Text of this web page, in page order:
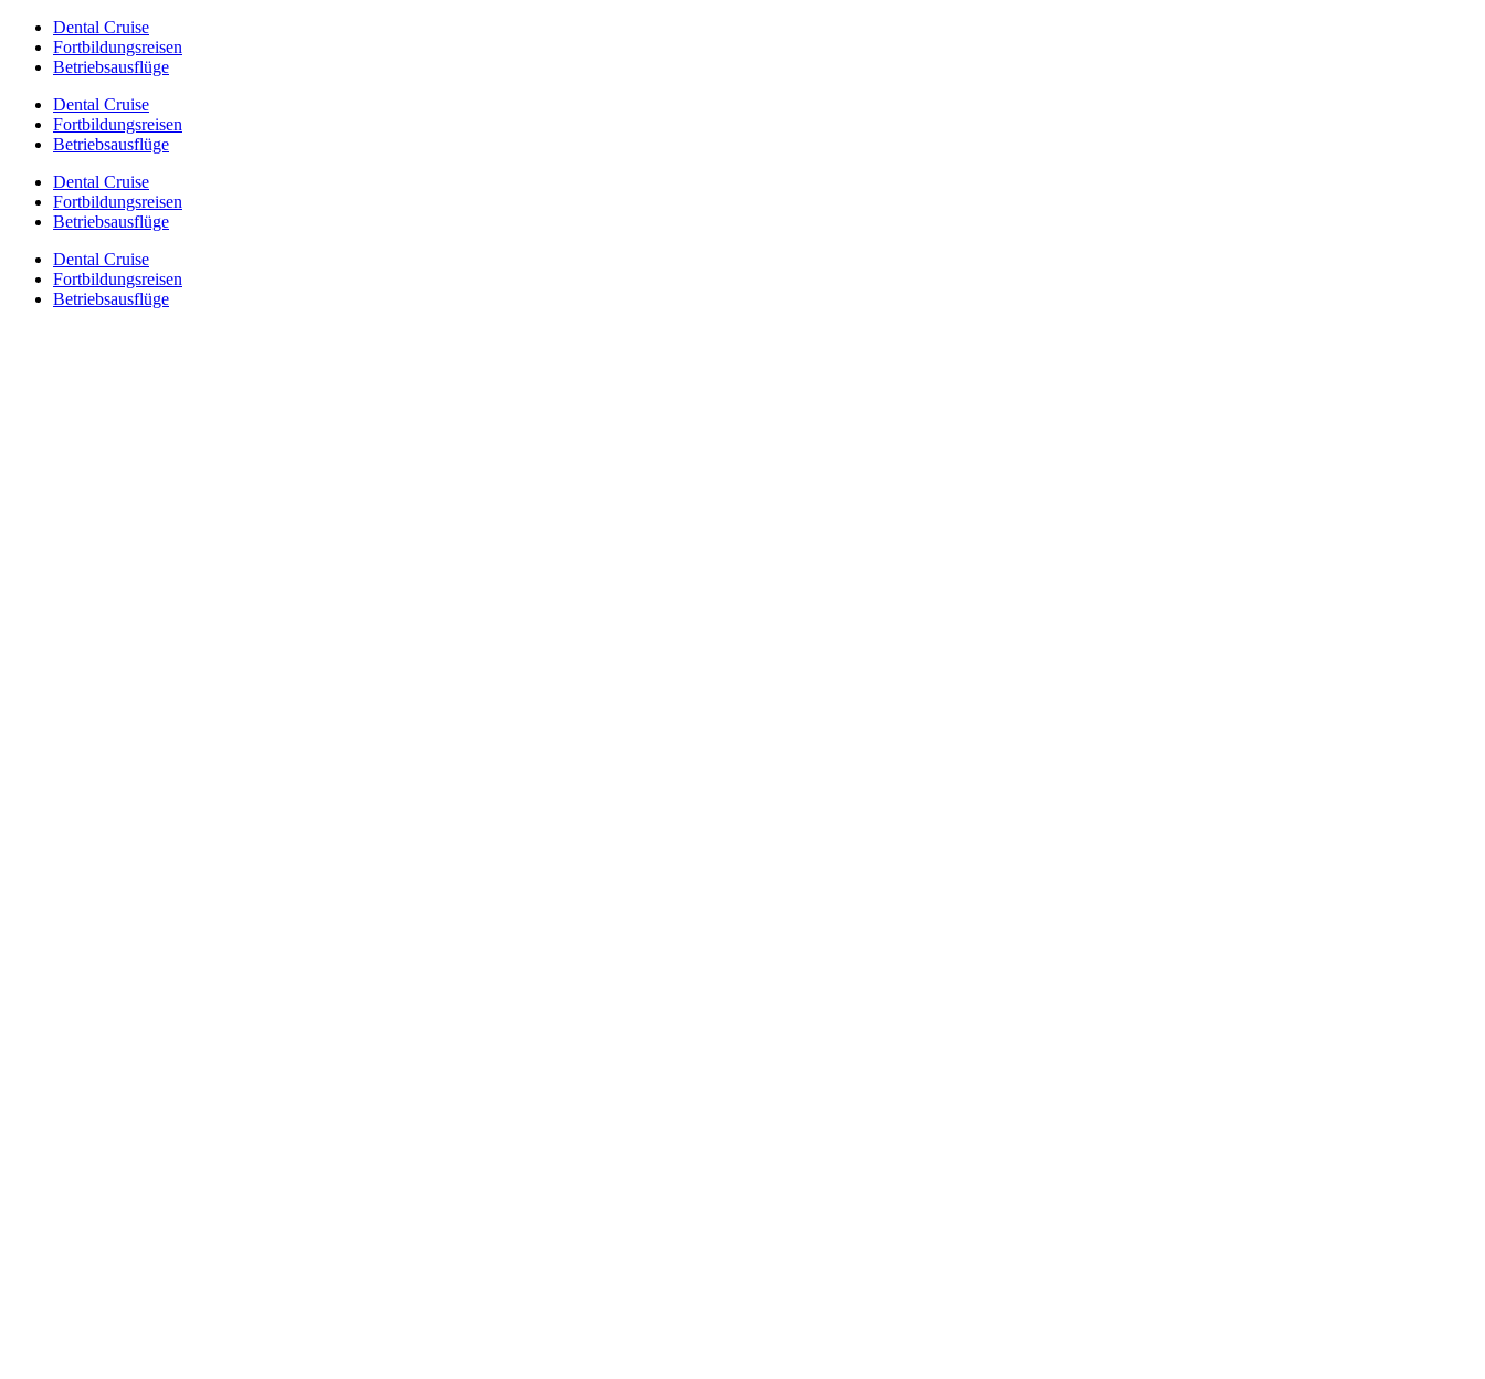
Zum
Inhalt
springen
Dental Cruise
Fortbildungsreisen
Betriebsausflüge
Dental Cruise
Fortbildungsreisen
Betriebsausflüge
Dental Cruise
Fortbildungsreisen
Betriebsausflüge
Dental Cruise
Fortbildungsreisen
Betriebsausflüge